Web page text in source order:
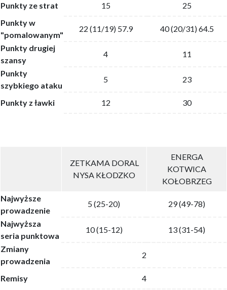
Punkty ze strat 15
25
Punkty w
"pomalowanym"
22 (11/19) 57.9
40 (20/31) 64.5
Punkty drugiej
szansy
4
11
Punkty
szybkiego ataku
5 23
Punkty z ławki 12 30
ZETKAMA DORAL
NYSA KŁODZKO
ENERGA
KOTWICA
KOŁOBRZEG
Najwyższe
prowadzenie
5 (25-20) 29 (49-78)
Najwyższa
seria punktowa
10 (15-12)
13 (31-54)
Zmiany
prowadzenia
2
Remisy
4